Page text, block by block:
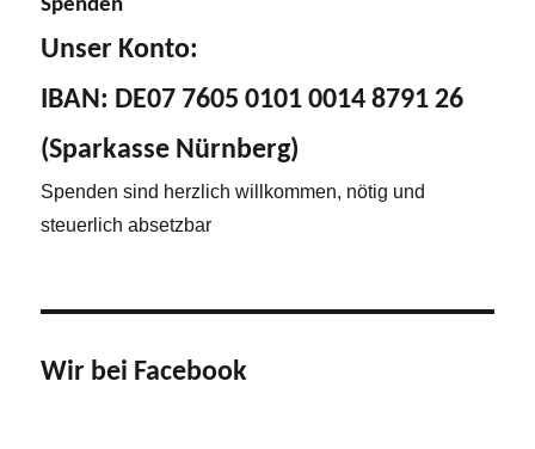
Spenden
Unser Konto:
IBAN: DE07 7605 0101 0014 8791 26
(Sparkasse Nürnberg)
Spenden sind herzlich willkommen, nötig und
steuerlich absetzbar
Wir bei Facebook